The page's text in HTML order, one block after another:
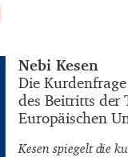
Buchautor_innen
Nebi Kesen
Buchtitel
Die
des Beitritts der
Europäischen
Kesen spiegelt die